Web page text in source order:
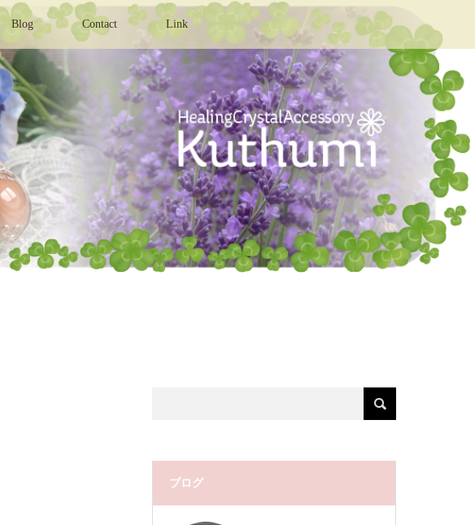
Blog Contact Link
ブログ